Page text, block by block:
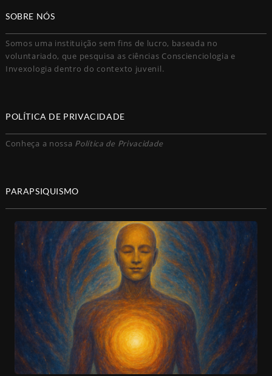
SOBRE NÓS
Somos uma instituição sem fins de lucro, baseada no
voluntariado, que pesquisa as ciências Conscienciologia e
Invexologia dentro do contexto juvenil.
POLÍTICA DE PRIVACIDADE
Conheça a nossa Política de Privacidade
PARAPSIQUISMO